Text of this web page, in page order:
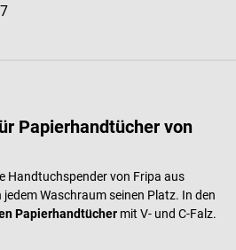
Papierhandtücher von
Handtuchspender von Fripa aus
jedem Waschraum seinen Platz. In den
Papierhandtücher mit V- und C-Falz.